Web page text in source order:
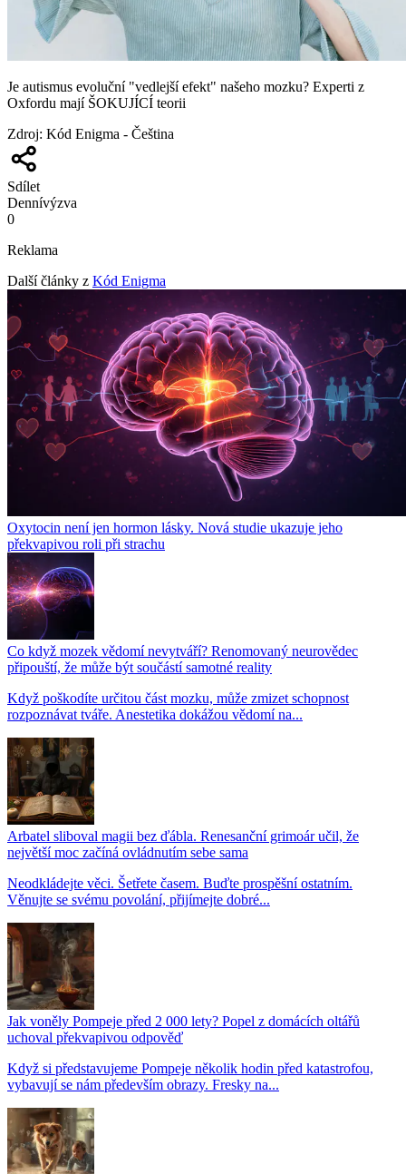
Je autismus evoluční "vedlejší efekt" našeho mozku? Experti z
Oxfordu mají ŠOKUJÍCÍ teorii
Zdroj: Kód Enigma - Čeština
Sdílet
Dennívýzva
0
Reklama
Další články z Kód Enigma
Oxytocin není jen hormon lásky. Nová studie ukazuje jeho
překvapivou roli při strachu
Co když mozek vědomí nevytváří? Renomovaný neurovědec
připouští, že může být součástí samotné reality
Když poškodíte určitou část mozku, může zmizet schopnost
rozpoznávat tváře. Anestetika dokážou vědomí na...
Arbatel sliboval magii bez ďábla. Renesanční grimoár učil, že
největší moc začíná ovládnutím sebe sama
Neodkládejte věci. Šetřete časem. Buďte prospěšní ostatním.
Věnujte se svému povolání, přijímejte dobré...
Jak voněly Pompeje před 2 000 lety? Popel z domácích oltářů
uchoval překvapivou odpověď
Když si představujeme Pompeje několik hodin před katastrofou,
vybavují se nám především obrazy. Fresky na...